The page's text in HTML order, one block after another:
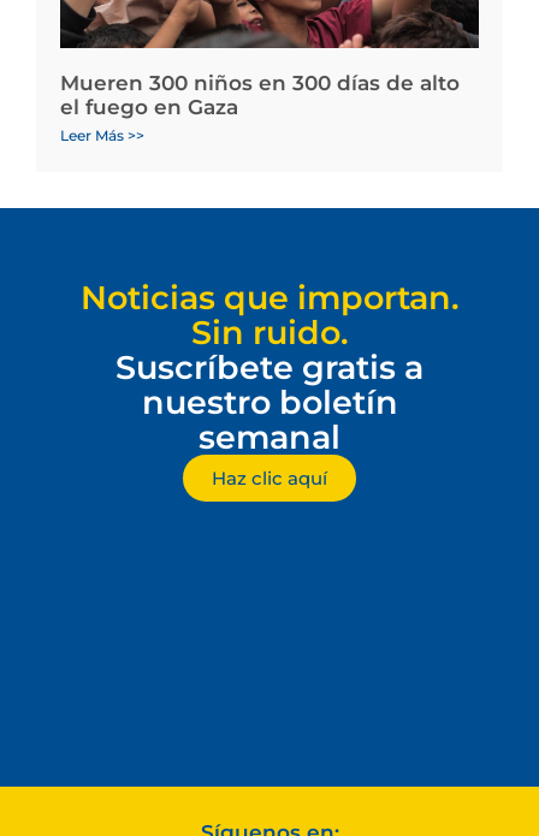
Mueren 300 niños en 300 días de alto
el fuego en Gaza
Leer Más >>
Noticias que importan.
Sin ruido.
Suscríbete gratis a
nuestro boletín
semanal
Haz clic aquí